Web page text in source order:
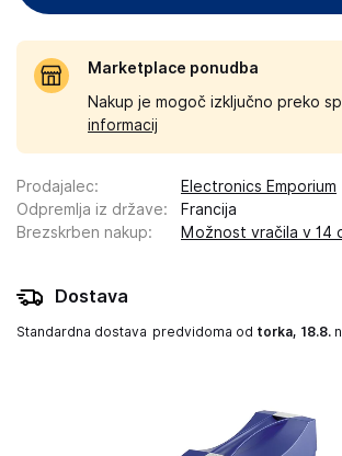
Marketplace ponudba
Nakup je mogoč izključno preko
informacij
Prodajalec:
Electronics Emporium
Odpremlja iz države:
Francija
Brezskrben nakup: Možnost vračila v 14
Dostava
Standardna dostava predvidoma od torka, 18.8.